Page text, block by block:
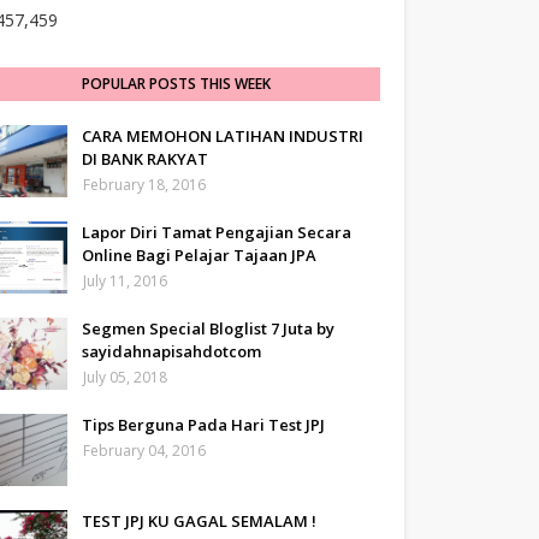
POPULAR POSTS THIS WEEK
CARA MEMOHON LATIHAN INDUSTRI
DI BANK RAKYAT
February 18, 2016
Lapor Diri Tamat Pengajian Secara
Online Bagi Pelajar Tajaan JPA
July 11, 2016
Segmen Special Bloglist 7 Juta by
sayidahnapisahdotcom
July 05, 2018
Tips Berguna Pada Hari Test JPJ
February 04, 2016
TEST JPJ KU GAGAL SEMALAM !